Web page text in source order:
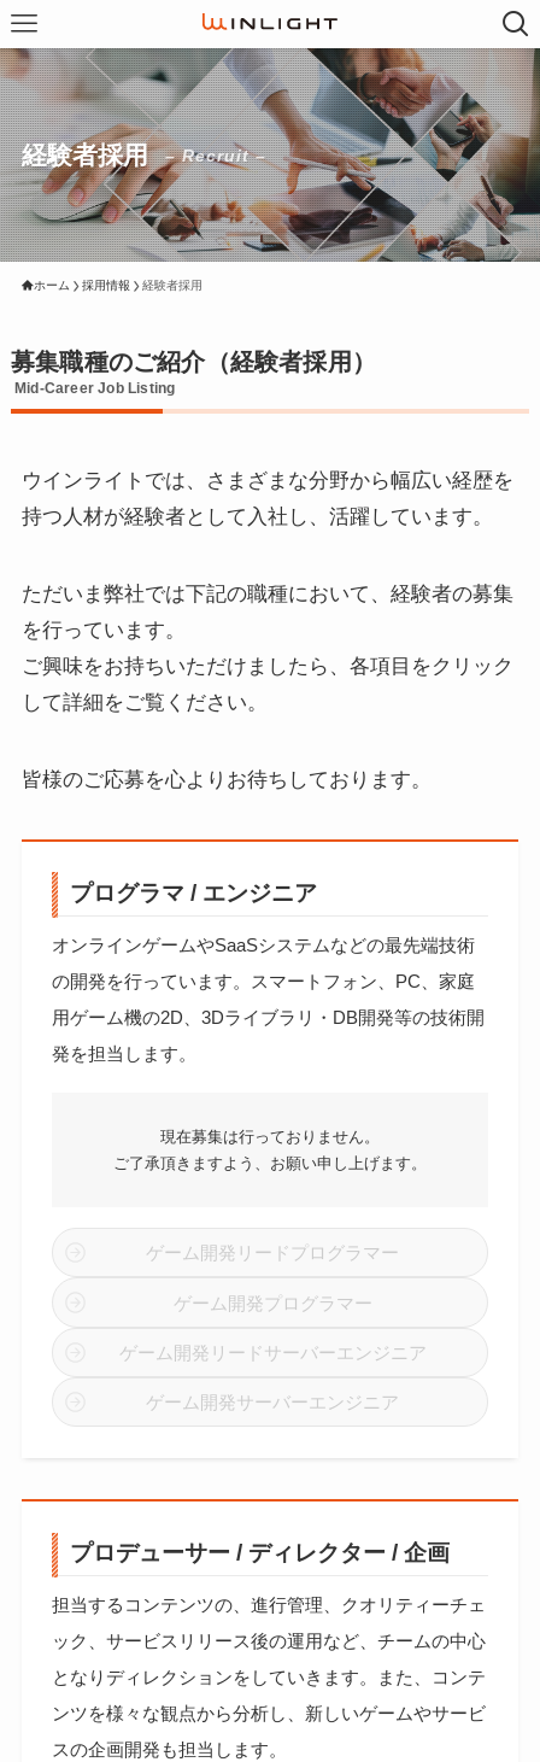
経験者採用 – Recruit –
ホーム 採用情報 経験者採用
募集職種のご紹介（経験者採用）
Mid-Career Job Listing
ウインライトでは、さまざまな分野から幅広い経歴を
持つ人材が経験者として入社し、活躍しています。
ただいま弊社では下記の職種において、経験者の募集
を行っています。
ご興味をお持ちいただけましたら、各項目をクリック
して詳細をご覧ください。
皆様のご応募を心よりお待ちしております。
プログラマ / エンジニア
オンラインゲームやSaaSシステムなどの最先端技術
の開発を行っています。スマートフォン、PC、家庭
用ゲーム機の2D、3Dライブラリ・DB開発等の技術開
発を担当します。
現在募集は行っておりません。
ご了承頂きますよう、お願い申し上げます。
ゲーム開発リードプログラマー
ゲーム開発プログラマー
ゲーム開発リードサーバーエンジニア
ゲーム開発サーバーエンジニア
プロデューサー / ディレクター / 企画
担当するコンテンツの、進行管理、クオリティーチェ
ック、サービスリリース後の運用など、チームの中心
となりディレクションをしていきます。また、コンテ
ンツを様々な観点から分析し、新しいゲームやサービ
スの企画開発も担当します。